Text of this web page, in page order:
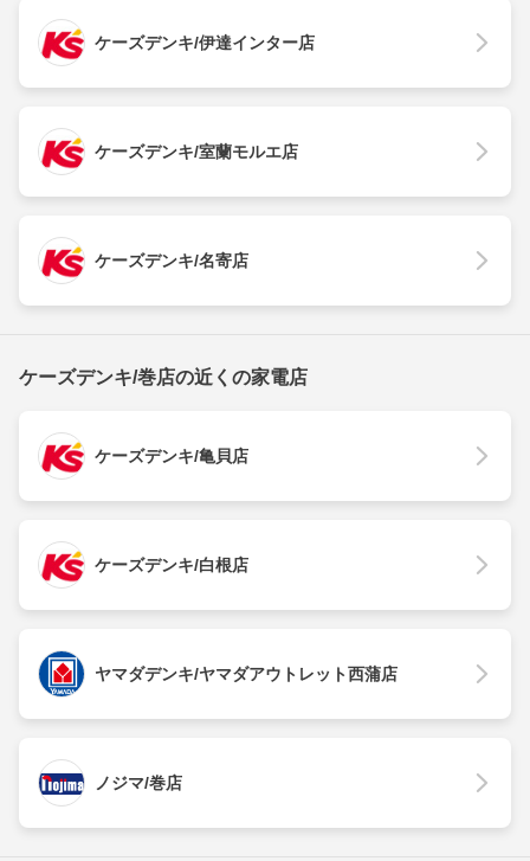
ケーズデンキ/伊達インター店
ケーズデンキ/室蘭モルエ店
ケーズデンキ/名寄店
ケーズデンキ/巻店の近くの家電店
ケーズデンキ/亀貝店
ケーズデンキ/白根店
ヤマダデンキ/ヤマダアウトレット西蒲店
ノジマ/巻店